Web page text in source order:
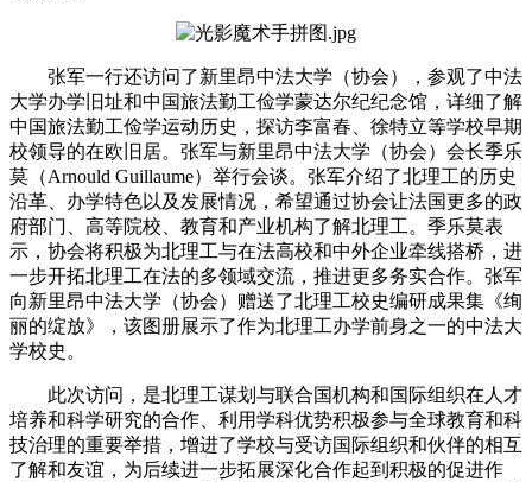
张军一行还访问了新里昂中法大学（协会），参观了中法
大学办学旧址和中国旅法勤工俭学蒙达尔纪纪念馆，详细了解
中国旅法勤工俭学运动历史，探访李富春、徐特立等学校早期
校领导的在欧旧居。张军与新里昂中法大学（协会）会长季乐
莫（Arnould Guillaume）举行会谈。张军介绍了北理工的历史
沿革、办学特色以及发展情况，希望通过协会让法国更多的政
府部门、高等院校、教育和产业机构了解北理工。季乐莫表
示，协会将积极为北理工与在法高校和中外企业牵线搭桥，进
一步开拓北理工在法的多领域交流，推进更多务实合作。张军
向新里昂中法大学（协会）赠送了北理工校史编研成果集《绚
丽的绽放》，该图册展示了作为北理工办学前身之一的中法大
学校史。
此次访问，是北理工谋划与联合国机构和国际组织在人才
培养和科学研究的合作、利用学科优势积极参与全球教育和科
技治理的重要举措，增进了学校与受访国际组织和伙伴的相互
了解和友谊，为后续进一步拓展深化合作起到积极的促进作